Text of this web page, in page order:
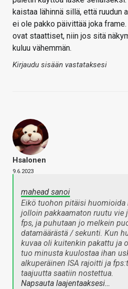
kaistaa lähinnä sillä, että ruudun
ei ole pakko päivittää joka
ovat staattiset, niin jos sitä
kuluu vähemmän.
Kirjaudu sisään vastataksesi
Hsalonen
9.6.2023
mahead sanoi
Eikö tuohon pitäisi huomioida
jolloin pakkaamaton ruutu vie
fps, ja puhutaan jo melkein
datamäärästä / sekunti. Kun
kuvaa oli kuitenkin pakattu ja
tuo minusta kuulostaa ihan
alkuperäinen ISA rajoitti ja
taajuutta saatiin nostettua.
Napsauta laajentaaksesi…